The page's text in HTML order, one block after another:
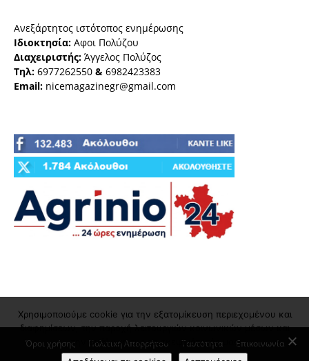
Ανεξάρτητος ιστότοπος ενημέρωσης
Ιδιοκτησία: Αφοι Πολύζου
Διαχειριστής: Άγγελος Πολύζος
Τηλ: 6977262550 & 6982423383
Email: nicemagazinegr@gmail.com
Όροι χρήσης Πολιτική Απορρήτου Ταυτότητα Επικοινωνία
Χρησιμοποιούμε cookie για την εξατομίκευση περιεχομένου και
διαφημίσεων, την παροχή λειτουργιών κοινωνικών μέσων και
την ανάλυση της επισκεψιμότητάς μας